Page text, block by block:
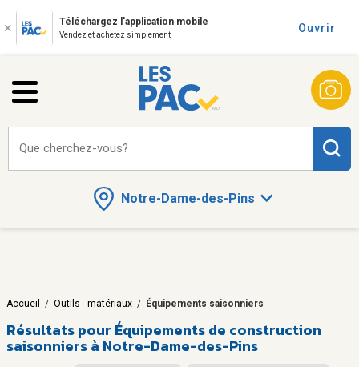
Téléchargez l'application mobile
Vendez et achetez simplement
Ouvrir
Notre-Dame-des-Pins
Que cherchez-vous?
Accueil / Outils - matériaux / Équipements saisonniers
Résultats pour Équipements de construction
saisonniers à Notre-Dame-des-Pins